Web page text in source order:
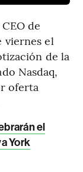
de
viernes el
de la
Nasdaq,
oferta
el
York